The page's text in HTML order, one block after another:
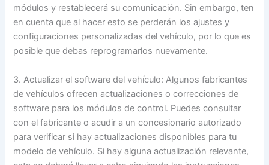
módulos y restablecerá su comunicación. Sin embargo, ten
en cuenta que al hacer esto se perderán los ajustes y
configuraciones personalizadas del vehículo, por lo que es
posible que debas reprogramarlos nuevamente.
3. Actualizar el software del vehículo: Algunos fabricantes
de vehículos ofrecen actualizaciones o correcciones de
software para los módulos de control. Puedes consultar
con el fabricante o acudir a un concesionario autorizado
para verificar si hay actualizaciones disponibles para tu
modelo de vehículo. Si hay alguna actualización relevante,